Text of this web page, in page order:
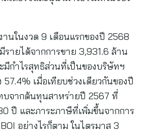
นในงวด 9 เดือนแรกของปี 2568
ายได้จากการขาย 3,931.6 ล้าน
มีกำไรสุทธิส่วนที่เป็นของบริษัทฯ
เมื่อเทียบช่วงเดียวกันของปี
บจากต้นทุนสาหร่ายปี 2567 ที่
ปี และภาระภาษีที่เพิ่มขึ้นจากการ
อย่างไรก็ตาม ในไตรมาส 3